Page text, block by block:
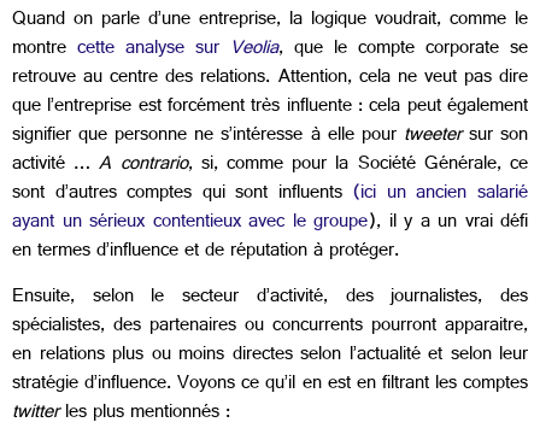
Quand on parle d’une entreprise, la logique voudrait, comme le
montre cette analyse sur Veolia, que le compte corporate se
retrouve au centre des relations. Attention, cela ne veut pas dire
que l’entreprise est forcément très influente : cela peut également
signifier que personne ne s’intéresse à elle pour tweetersur son
activité …A contrario, si, comme pour la Société Générale, ce
sont d’autres comptes qui sont influents(ici un ancien salarié
ayant un sérieux contentieux avec le groupe), il y a un vrai défi
en termes d’influence et de réputation à protéger.
Ensuite, selon le secteur d’activité, des journalistes, des
spécialistes, des partenaires ou concurrents pourront apparaitre,
en relations plus ou moins directes selon l’actualité et selon leur
stratégie d’influence. Voyons ce qu’il en est en filtrant les comptes
twitterles plus mentionnés :